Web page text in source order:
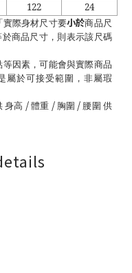
122
24
實際身材尺寸要小於商品尺
商品尺寸，則表示該尺碼
因素，可能會與實際商品
屬於可接受範圍，非屬瑕
身高 /體重 / 胸圍 / 腰圍 供